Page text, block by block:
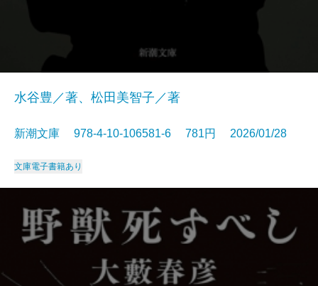
水谷豊／著、松田美智子／著
新潮文庫 978-4-10-106581-6 781円 2026/01/28
文庫電子書籍あり